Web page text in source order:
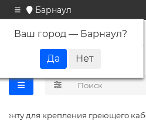
Барнаул
Ваш город — Барнаул?
для крепления греющего